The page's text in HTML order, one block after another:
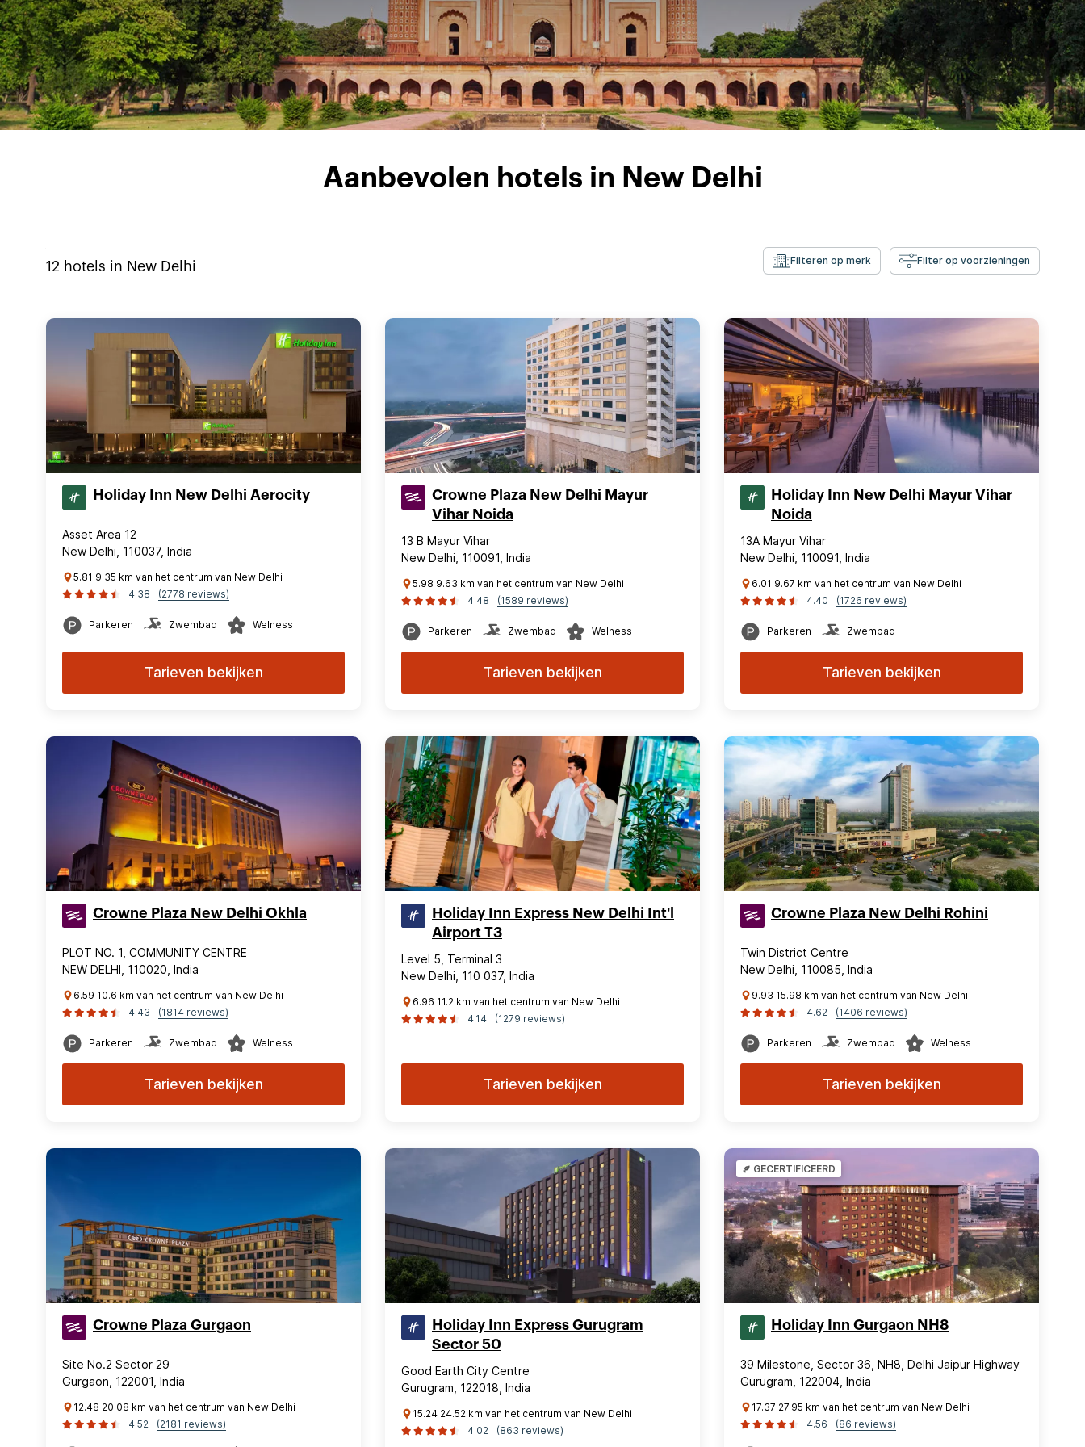
Aanbevolen hotels in New Delhi
12 hotels in New Delhi Filteren op merk Filter op voorzieningen
Holiday Inn New Delhi Aerocity
Asset Area 12
New Delhi, 110037, India
5.81 9.35 km van het centrum van New Delhi
4.38
(2778 reviews)
Parkeren Zwembad Welness
Tarieven bekijken
Crowne Plaza New Delhi Mayur
Vihar Noida
13 B Mayur Vihar
New Delhi, 110091, India
5.98 9.63 km van het centrum van New Delhi
4.48
(1589 reviews)
Parkeren Zwembad Welness
Tarieven bekijken
Holiday Inn New Delhi Mayur Vihar
Noida
13A Mayur Vihar
New Delhi, 110091, India
6.01 9.67 km van het centrum van New Delhi
4.40
(1726 reviews)
Parkeren Zwembad
Tarieven bekijken
Crowne Plaza New Delhi Okhla
PLOT NO. 1, COMMUNITY CENTRE
NEW DELHI, 110020, India
6.59 10.6 km van het centrum van New Delhi
4.43
(1814 reviews)
Parkeren Zwembad Welness
Tarieven bekijken
Holiday Inn Express New Delhi Int'l
Airport T3
Level 5, Terminal 3
New Delhi, 110 037, India
6.96 11.2 km van het centrum van New Delhi
4.14
(1279 reviews)
Tarieven bekijken
Crowne Plaza New Delhi Rohini
Twin District Centre
New Delhi, 110085, India
9.93 15.98 km van het centrum van New Delhi
4.62
(1406 reviews)
Parkeren Zwembad Welness
Tarieven bekijken
Crowne Plaza Gurgaon
Site No.2 Sector 29
Gurgaon, 122001, India
12.48 20.08 km van het centrum van New Delhi
4.52
(2181 reviews)
Holiday Inn Express Gurugram
Sector 50
Good Earth City Centre
Gurugram, 122018, India
15.24 24.52 km van het centrum van New Delhi
4.02
(863 reviews)
GECERTIFICEERD
Holiday Inn Gurgaon NH8
39 Milestone, Sector 36, NH8, Delhi Jaipur Highway
Gurugram, 122004, India
17.37 27.95 km van het centrum van New Delhi
4.56
(86 reviews)